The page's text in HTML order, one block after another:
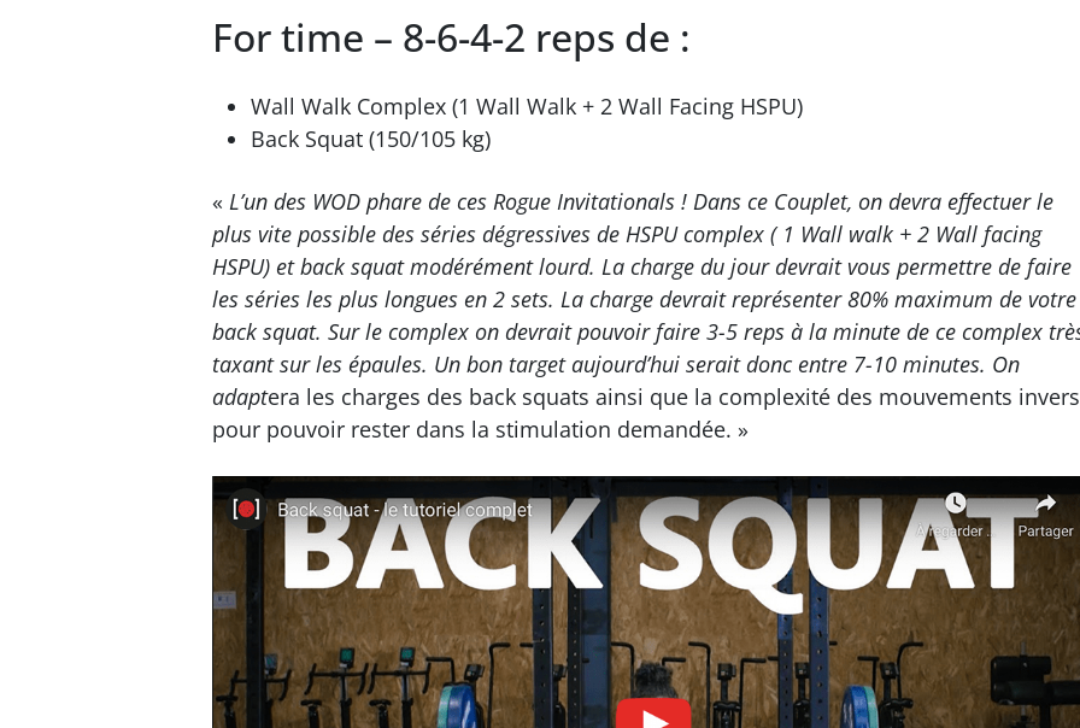
For time – 8-6-4-2 reps de :
Wall Walk Complex (1 Wall Walk + 2 Wall Facing HSPU)
Back Squat (150/105 kg)
« L’un des WOD phare de ces Rogue Invitationals ! Dans ce Couplet, on devra effectuer le
plus vite possible des séries dégressives de HSPU complex ( 1 Wall walk + 2 Wall facing
HSPU) et back squat modérément lourd. La charge du jour devrait vous permettre de faire
les séries les plus longues en 2 sets. La charge devrait représenter 80% maximum de votre
back squat. Sur le complex on devrait pouvoir faire 3-5 reps à la minute de ce complex
taxant sur les épaules. Un bon target aujourd’hui serait donc entre 7-10 minutes. On
adaptera les charges des back squats ainsi que la complexité des mouvements
pour pouvoir rester dans la stimulation demandée. »